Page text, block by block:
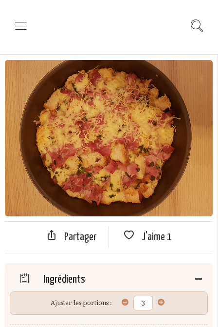
Partager J'aime 1
Ingrédients
Ajuster les portions :